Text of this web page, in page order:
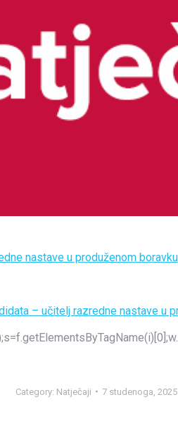
nastave u produženom boravku
– učitelj razredne nastave u
Category: Natječaji 7 studenoga, 2025